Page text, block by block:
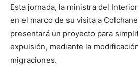
Esta jornada, la ministra del
en el marco de su visita a
presentará un proyecto para
expulsión, mediante la
migraciones.